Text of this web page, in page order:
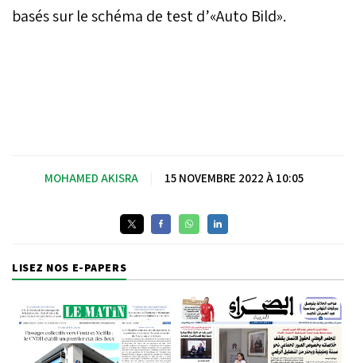
basés sur le schéma de test d’«Auto Bild».
MOHAMED AKISRA 15 NOVEMBRE 2022 À 10:05
LISEZ NOS E-PAPERS